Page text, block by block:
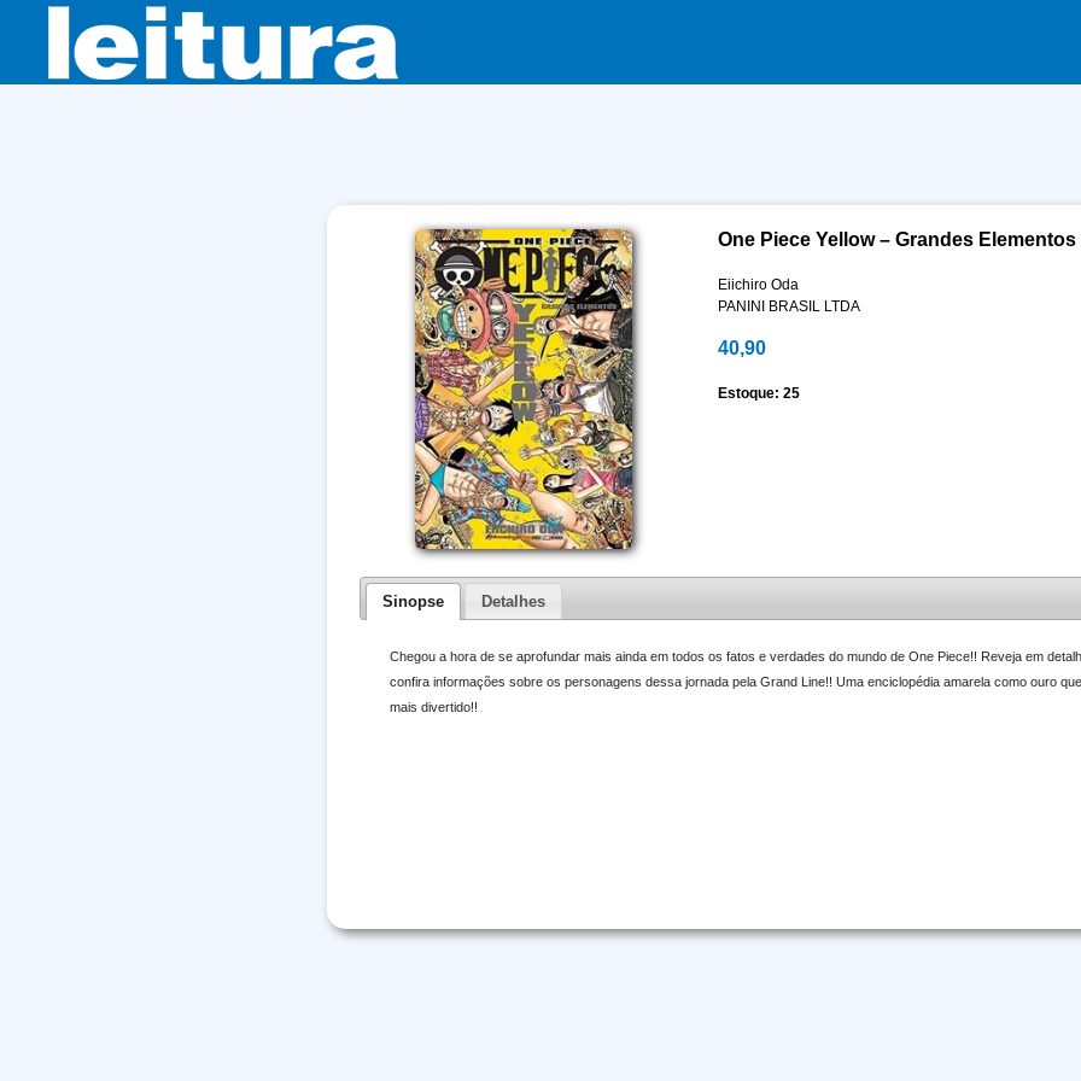
One Piece Yellow – Grandes Elementos
Eiichiro Oda
PANINI BRASIL LTDA
40,90
Estoque: 25
Sinopse Detalhes
Chegou a hora de se aprofundar mais ainda em todos os fatos e verdades do mundo de One Piece!! Reveja em
confira informações sobre os personagens dessa jornada pela Grand Line!! Uma enciclopédia amarela como ouro
mais divertido!!